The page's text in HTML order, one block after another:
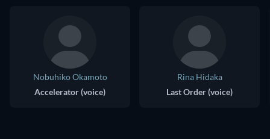
Nobuhiko Okamoto
Accelerator (voice)
Rina Hidaka
Last Order (voice)